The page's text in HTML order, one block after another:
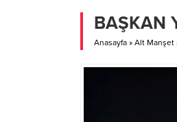
BAŞKAN
Anasayfa » Alt Manşet